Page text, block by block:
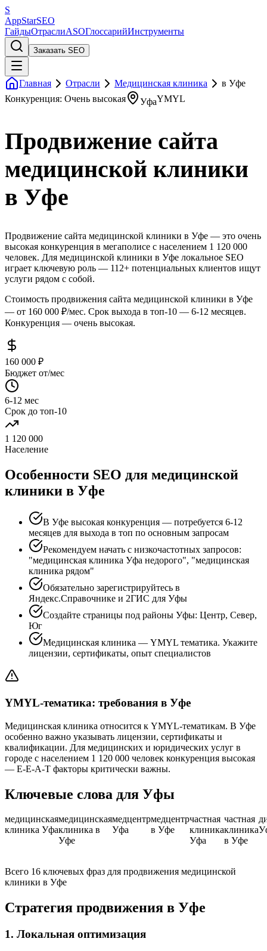
S
AppStarSEO
ГайдыОтраслиASOГлоссарийИнструменты
Заказать SEO
Главная Отрасли Медицинская клиника
в Уфе
Конкуренция: Очень высокая
УфаYMYL
Продвижение сайта
медицинской клиники
в Уфе
Продвижение сайта медицинской клиники в Уфе — это очень
высокая конкуренция в мегаполисе с населением 1 120 000
человек. Для медицинской клиники в Уфе локальное SEO
играет ключевую роль — 112+ потенциальных клиентов ищут
услуги рядом с собой.
Стоимость продвижения сайта медицинской клиники в Уфе
— от 160 000 ₽/мес. Срок выхода в топ-10 — 6-12 месяцев.
Конкуренция — очень высокая.
160 000 ₽
Бюджет от/мес
6-12 мес
Срок до топ-10
1 120 000
Население
Особенности SEO для медицинской
клиники в Уфе
В Уфе высокая конкуренция — потребуется 6-12
месяцев для выхода в топ по основным запросам
Рекомендуем начать с низкочастотных запросов:
"медицинская клиника Уфа недорого", "медицинская
клиника рядом"
Обязательно зарегистрируйтесь в
Яндекс.Справочнике и 2ГИС для Уфы
Создайте страницы под районы Уфы: Центр, Север,
Юг
Медицинская клиника — YMYL тематика. Укажите
лицензии, сертификаты, опыт специалистов
YMYL-тематика: требования в Уфе
Медицинская клиника относится к YMYL-тематикам. В Уфе
особенно важно указывать лицензии, сертификаты и
квалификации. Для медицинских и юридических услуг в
городе с населением 1 120 000 человек конкуренция высокая
— E-E-A-T факторы критически важны.
Ключевые слова для Уфы
медицинская
клиника Уфа
медицинская
клиника в
Уфе
медцентр
Уфа
медцентр
в Уфе
частная
клиника
Уфа
частная
клиника
в Уфе
Всего 16 ключевых фраз для продвижения медицинской
клиники в Уфе
Стратегия продвижения в Уфе
1. Локальная оптимизация